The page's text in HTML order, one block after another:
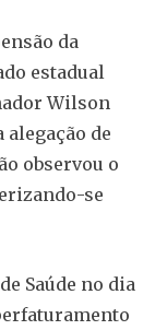
da
estadual
Wilson
alegação de
observou o
se
Saúde no dia